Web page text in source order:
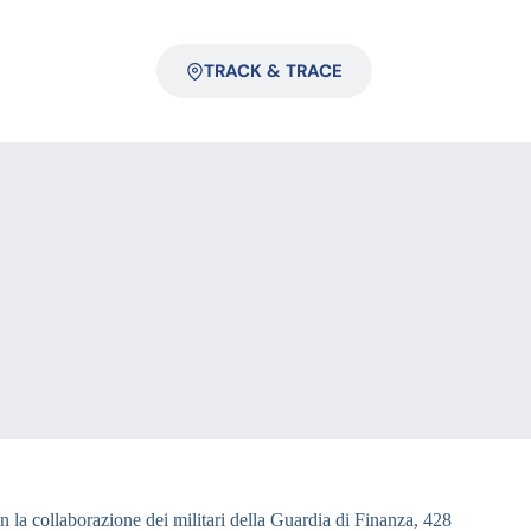
TRACK & TRACE
la collaborazione dei militari della Guardia di Finanza, 428